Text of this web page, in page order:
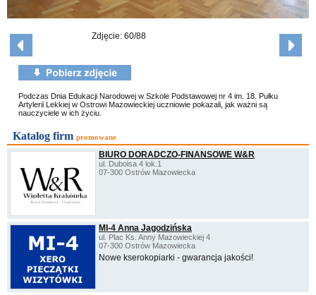
Zdjęcie: 60/88
Podczas Dnia Edukacji Narodowej w Szkole Podstawowej nr 4 im. 18. Pułku
Artylerii Lekkiej w Ostrowi Mazowieckiej uczniowie pokazali, jak ważni są
nauczyciele w ich życiu.
Katalog firm promowane
BIURO DORADCZO-FINANSOWE W&R
ul. Duboisa 4 lok.1
07-300 Ostrów Mazowiecka
MI-4 Anna Jagodzińska
ul. Plac Ks. Anny Mazowieckiej 4
07-300 Ostrów Mazowiecka
Nowe kserokopiarki - gwarancja jakości!